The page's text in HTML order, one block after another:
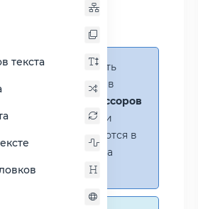
текста
Atom C3558
G4920
Можно добавить
процессоров в
(до 14 процессоров
. В случае если
не помещаются в
появится полоса